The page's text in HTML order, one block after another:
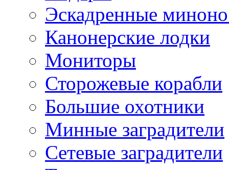
Эскадренные
Канонерские лодки
Мониторы
Сторожевые корабли
Большие охотники
Минные заградители
Сетевые заградители